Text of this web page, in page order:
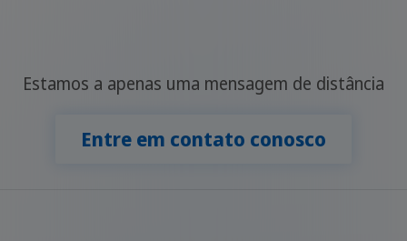
Estamos a apenas uma mensagem de distância
Entre em contato conosco